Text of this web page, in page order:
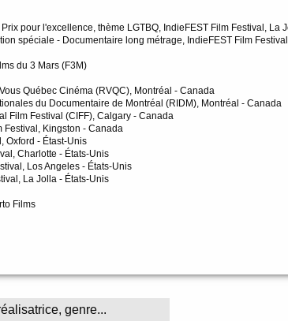
pour l'excellence, thème LGTBQ, IndieFEST Film Festival, La
spéciale - Documentaire long métrage, IndieFEST Film
du 3 Mars (F3M)
Québec Cinéma (RVQC), Montréal - Canada
du Documentaire de Montréal (RIDM), Montréal - Canada
Film Festival (CIFF), Calgary - Canada
Festival, Kingston - Canada
Oxford - Étast-Unis
Charlotte - États-Unis
Los Angeles - États-Unis
La Jolla - États-Unis
Films